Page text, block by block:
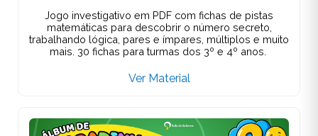
Jogo investigativo em PDF com fichas de pistas
matemáticas para descobrir o número secreto,
trabalhando lógica, pares e ímpares, múltiplos e muito
mais. 30 fichas para turmas dos 3º e 4º anos.
Ver Material